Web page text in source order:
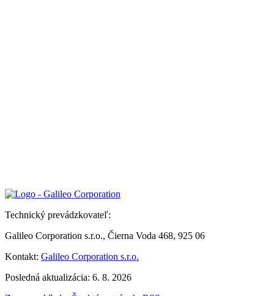
Technický prevádzkovateľ:
Galileo Corporation s.r.o., Čierna Voda 468, 925 06
Kontakt: Galileo Corporation s.r.o.
Posledná aktualizácia: 6. 8. 2026